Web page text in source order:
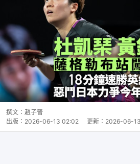
撰文： 趙子晉
出版： 2026-06-13 02:02 更新： 2026-06-